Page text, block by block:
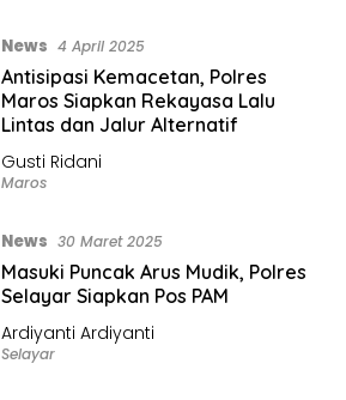
News 4 April 2025
Antisipasi Kemacetan, Polres
Maros Siapkan Rekayasa Lalu
Lintas dan Jalur Alternatif
Gusti Ridani
Maros
News 30 Maret 2025
Masuki Puncak Arus Mudik, Polres
Selayar Siapkan Pos PAM
Ardiyanti Ardiyanti
Selayar